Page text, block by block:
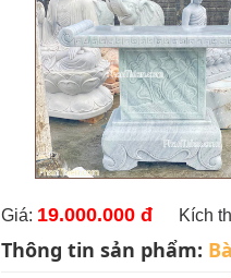
Giá: 19.000.000 đ Kích
Thông tin sản phẩm: